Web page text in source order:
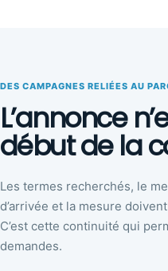
DES CAMPAGNES RELIÉES AU
L’annonce
début de la
Les termes recherchés, le
d’arrivée et la mesure
C’est cette continuité qui
demandes.